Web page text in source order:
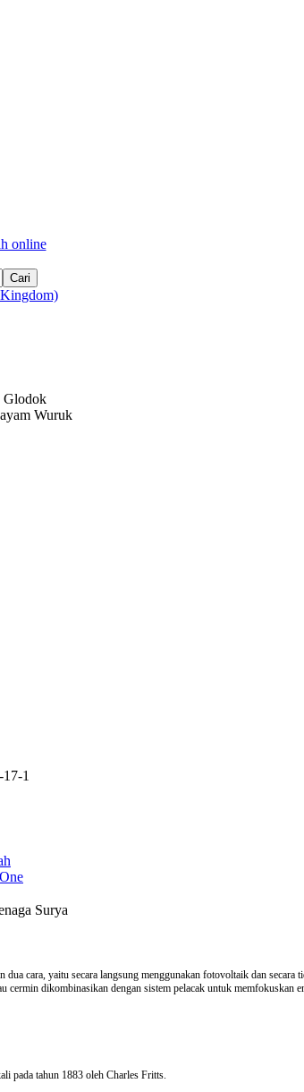
Glodok
Wuruk
Surya
cara, yaitu secara langsung menggunakan fotovoltaik dan secara
dikombinasikan dengan sistem pelacak untuk memfokuskan
pada tahun 1883 oleh Charles Fritts.